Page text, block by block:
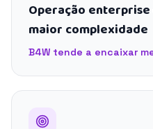
Operação
maior complexidade
B4W tende a encaixar